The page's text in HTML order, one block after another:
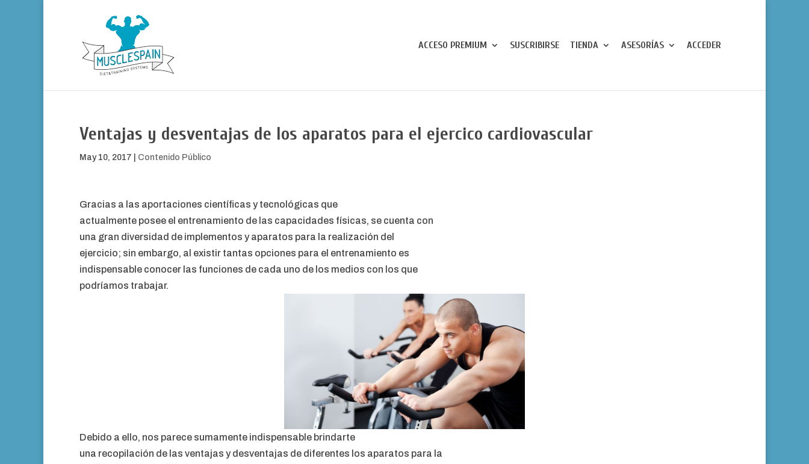
ACCESO PREMIUM SUSCRIBIRSE TIENDA ASESORÍAS ACCEDER
Ventajas y desventajas de los aparatos para el ejercico cardiovascular
May 10, 2017 Contenido Público
Gracias a las aportaciones científicas y tecnológicas que
actualmente posee el entrenamiento de las capacidades físicas, se cuenta con
una gran diversidad de implementos y aparatos para la realización del
ejercicio; sin embargo, al existir tantas opciones para el entrenamiento es
indispensable conocer las funciones de cada uno de los medios con los que
podríamos trabajar.
Debido a ello, nos parece sumamente indispensable brindarte
una recopilación de las ventajas y desventajas de diferentes los aparatos para la